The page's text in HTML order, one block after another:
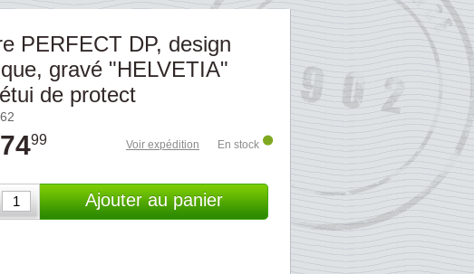
PERFECT DP, design
gravé "HELVETIA"
de protect
7499 Voir expédition En stock
Ajouter au panier